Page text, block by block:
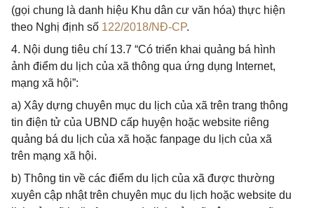
(gọi chung là danh hiệu Khu dân cư văn hóa) thực hiện
theo Nghị định số 122/2018/NĐ-CP.
4. Nội dung tiêu chí 13.7 “Có triển khai quảng bá hình
ảnh điểm du lịch của xã thông qua ứng dụng Internet,
mạng xã hội”:
a) Xây dựng chuyên mục du lịch của xã trên trang thông
tin điện tử của UBND cấp huyện hoặc website riêng
quảng bá du lịch của xã hoặc fanpage du lịch của xã
trên mạng xã hội.
b) Thông tin về các điểm du lịch của xã được thường
xuyên cập nhật trên chuyên mục du lịch hoặc website du